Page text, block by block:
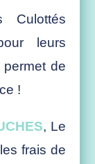
Culottés
leurs
de
!
, Le
frais de